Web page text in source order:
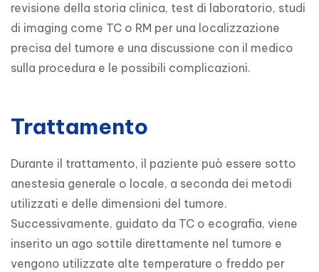
revisione della storia clinica, test di laboratorio, studi
di imaging come TC o RM per una localizzazione
precisa del tumore e una discussione con il medico
sulla procedura e le possibili complicazioni.
Trattamento
Durante il trattamento, il paziente può essere sotto
anestesia generale o locale, a seconda dei metodi
utilizzati e delle dimensioni del tumore.
Successivamente, guidato da TC o ecografia, viene
inserito un ago sottile direttamente nel tumore e
vengono utilizzate alte temperature o freddo per